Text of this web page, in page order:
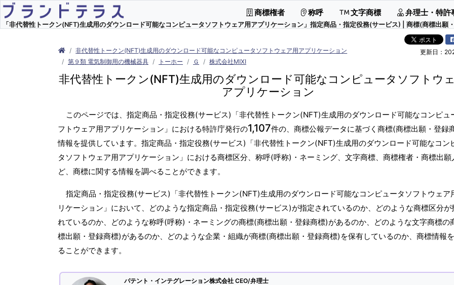
「非代替性トークン(NFT)生成用のダウンロード可能なコンピュータソフトウェア用アプリケーション」指定商品・指定役務(サービス) | 商標(商標出願
商標権者 称呼 文字商標 弁理士・特許
非代替性トークン(NFT)生成用のダウンロード可能なコンピュータソフトウェア用アプリケーション
第９類 電気制御用の機械器具
トーホー Ｇ 株式会社MIXI
更新日：
非代替性トークン(NFT)生成用のダウンロード可能なコンピュータソフトウ
アプリケーション
このページでは、指定商品・指定役務(サービス)「非代替性トークン(NFT)生成用のダウンロード可能なコンピュ
フトウェア用アプリケーション」における特許庁発行の1,107件の、商標公報データに基づく商標(商標出願・登録
情報を提供しています。指定商品・指定役務(サービス)「非代替性トークン(NFT)生成用のダウンロード可能なコン
タソフトウェア用アプリケーション」における商標区分、称呼(呼称)・ネーミング、文字商標、商標権者・商標出願
ど、商標に関する情報を調べることができます。
指定商品・指定役務(サービス)「非代替性トークン(NFT)生成用のダウンロード可能なコンピュータソフトウェア
リケーション」において、どのような指定商品・指定役務(サービス)が指定されているのか、どのような商標区分が
れているのか、どのような称呼(呼称)・ネーミングの商標(商標出願・登録商標)があるのか、どのような文字商標の
標出願・登録商標)があるのか、どのような企業・組織が商標(商標出願・登録商標)を保有しているのか、商標情報
ることができます。
パテント・インテグレーション株式会社 CEO/弁理士